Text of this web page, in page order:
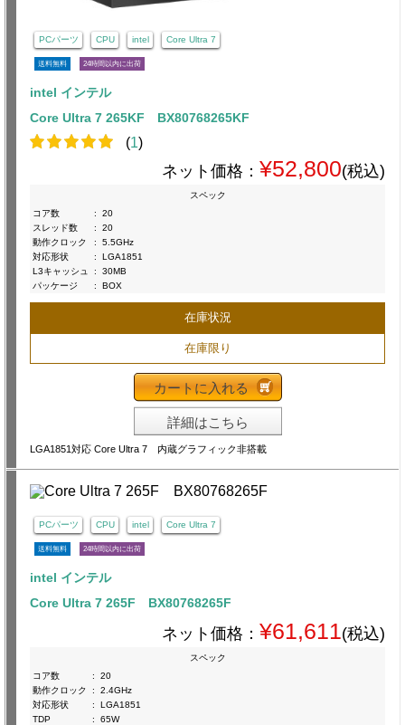
PCパーツ CPU intel Core Ultra 7
送料無料 24時間以内に出荷
intel インテル
Core Ultra 7 265KF BX80768265KF
(1)
ネット価格： ¥52,800(税込)
スペック
コア数
:
20
スレッド数
:
20
動作クロック
:
5.5GHz
対応形状
:
LGA1851
L3キャッシュ
:
30MB
パッケージ
: BOX
在庫状況
在庫限り
カートに入れる
詳細はこちら
LGA1851対応 Core Ultra 7 内蔵グラフィック非搭載
PCパーツ CPU intel Core Ultra 7
送料無料 24時間以内に出荷
intel インテル
Core Ultra 7 265F BX80768265F
ネット価格： ¥61,611 (税込)
スペック
コア数
:
20
動作クロック
:
2.4GHz
対応形状
:
LGA1851
TDP
:
65W